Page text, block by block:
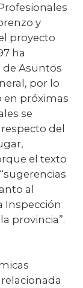
y
proyecto
ha
Asuntos
por lo
próximas
se
del
el texto
al
Inspección
provincia”.